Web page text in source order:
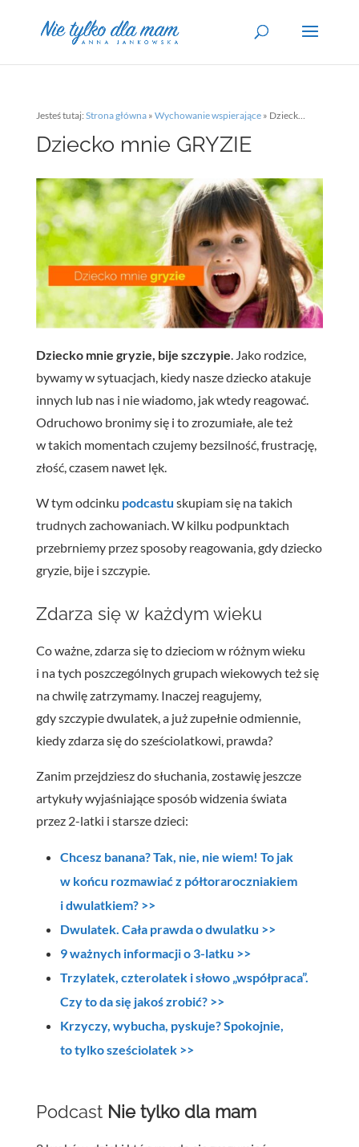
Jesteś tutaj: Strona główna» Wychowanie wspierające» Dziecko mnie GRYZIE
Dziecko mnie GRYZIE
Dziecko mnie gryzie, bije szczypie. Jako rodzice,
bywamy w sytuacjach, kiedy nasze dziecko atakuje
innych lub nas i nie wiadomo, jak wtedy reagować.
Odruchowo bronimy się i to zrozumiałe, ale też
w takich momentach czujemy bezsilność, frustrację,
złość, czasem nawet lęk.
W tym odcinku podcastu skupiam się na takich
trudnych zachowaniach. W kilku podpunktach
przebrniemy przez sposoby reagowania, gdy dziecko
gryzie, bije i szczypie.
Zdarza się w każdym wieku
Co ważne, zdarza się to dzieciom w różnym wieku
i na tych poszczególnych grupach wiekowych też się
na chwilę zatrzymamy. Inaczej reagujemy,
gdy szczypie dwulatek, a już zupełnie odmiennie,
kiedy zdarza się do sześciolatkowi, prawda?
Zanim przejdziesz do słuchania, zostawię jeszcze
artykuły wyjaśniające sposób widzenia świata
przez 2-latki i starsze dzieci:
Chcesz banana? Tak, nie, nie wiem! To jak
w końcu rozmawiać z półtoraroczniakiem
i dwulatkiem? >>
Dwulatek. Cała prawda o dwulatku >>
9 ważnych informacji o 3-latku >>
Trzylatek, czterolatek i słowo „współpraca”.
Czy to da się jakoś zrobić? >>
Krzyczy, wybucha, pyskuje? Spokojnie,
to tylko sześciolatek >>
Podcast Nie tylko dla mam